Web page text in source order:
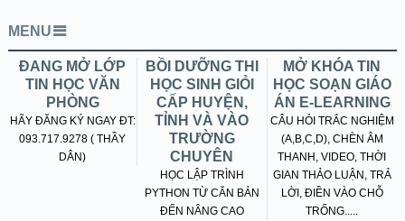
MENU
ĐANG MỞ LỚP
TIN HỌC VĂN
PHÒNG
HÃY ĐĂNG KÝ NGAY ĐT:
093.717.9278 ( THẦY
DÂN)
BỒI DƯỠNG THI
HỌC SINH GIỎI
CẤP HUYỆN,
TỈNH VÀ VÀO
TRƯỜNG
CHUYÊN
HỌC LẬP TRÌNH
PYTHON TỪ CĂN BẢN
ĐẾN NÂNG CAO
MỞ KHÓA TIN
HỌC SOẠN GIÁO
ÁN E-LEARNING
CÂU HỎI TRẮC NGHIỆM
(A,B,C,D), CHÈN ÂM
THANH, VIDEO, THỜI
GIAN THẢO LUẬN, TRẢ
LỜI, ĐIỀN VÀO CHỖ
TRỐNG.....